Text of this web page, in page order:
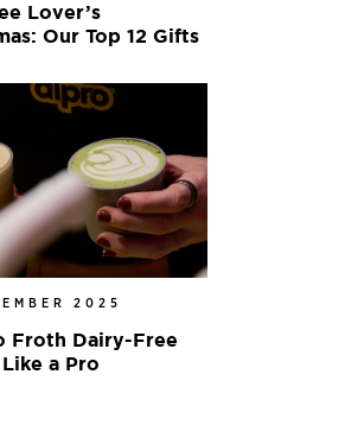
Lover’s
Our Top 12 Gifts
2025
Froth Dairy-Free
a Pro